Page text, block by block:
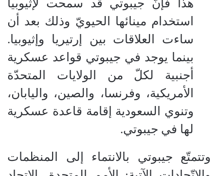
هذا فإنّ جيبوتي قد سمحت لإثيوبيا
استخدام مينائها الحيويّ وذلك بعد أن
ساءت العلاقات بين إرتيريا وإثيوبيا.
بينما يوجد في جيبوتي قواعد عسكرية
أجنبية لكلّ من الولايات المتحدّة
الأمريكية، وفرنسا، والصين، واليابان،
وتنوي السعودية إقامة قاعدة عسكرية
لها في جيبوتي.
وتتمتّع جيبوتي بالانتماء إلى المنظمات